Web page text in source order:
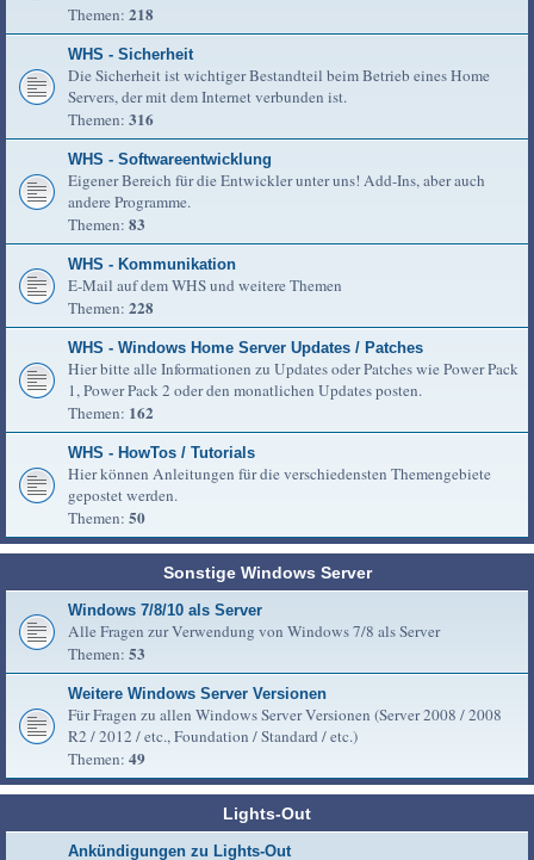
Themen: 218
WHS - Sicherheit
Die Sicherheit ist wichtiger Bestandteil beim Betrieb eines Home
Servers, der mit dem Internet verbunden ist.
Themen: 316
WHS - Softwareentwicklung
Eigener Bereich für die Entwickler unter uns! Add-Ins, aber auch
andere Programme.
Themen: 83
WHS - Kommunikation
E-Mail auf dem WHS und weitere Themen
Themen: 228
WHS - Windows Home Server Updates / Patches
Hier bitte alle Informationen zu Updates oder Patches wie Power Pack
1, Power Pack 2 oder den monatlichen Updates posten.
Themen: 162
WHS - HowTos / Tutorials
Hier können Anleitungen für die verschiedensten Themengebiete
gepostet werden.
Themen: 50
Sonstige Windows Server
Windows 7/8/10 als Server
Alle Fragen zur Verwendung von Windows 7/8 als Server
Themen: 53
Weitere Windows Server Versionen
Für Fragen zu allen Windows Server Versionen (Server 2008 / 2008
R2 / 2012 / etc., Foundation / Standard / etc.)
Themen: 49
Lights-Out
Ankündigungen zu Lights-Out